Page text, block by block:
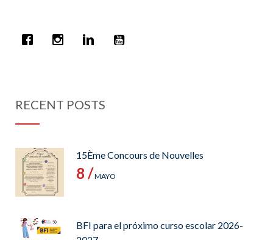
RECENT POSTS
15Ème Concours de Nouvelles
8 /MAYO
BFI para el próximo curso escolar 2026-